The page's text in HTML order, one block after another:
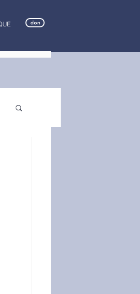
don